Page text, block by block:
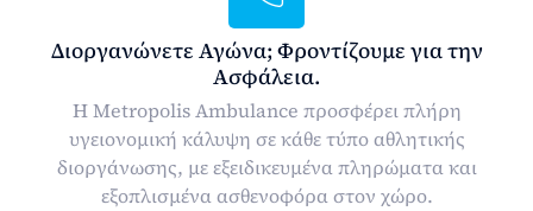
Διοργανώνετε Αγώνα; Φροντίζουμε για την
Ασφάλεια.
Η Metropolis Ambulance προσφέρει πλήρη
υγειονομική κάλυψη σε κάθε τύπο αθλητικής
διοργάνωσης, με εξειδικευμένα πληρώματα και
εξοπλισμένα ασθενοφόρα στον χώρο.